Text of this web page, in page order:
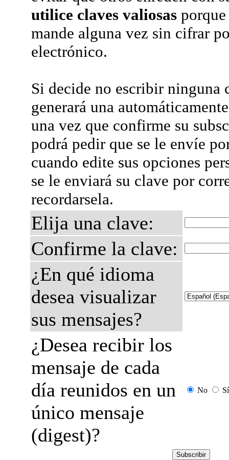
utilice claves valiosas
mande alguna vez sin cifrar
electrónico.
Si decide no escribir ninguna
generará una
una vez que confirme su
podrá pedir que se le envíe
cuando edite sus opciones
se le enviará su clave por
recordarsela.
Elija una clave:
Confirme la clave:
¿En qué idioma
desea visualizar
sus mensajes?
¿Desea recibir los
mensaje de cada
día reunidos en un
único mensaje
(digest)?
No Sí